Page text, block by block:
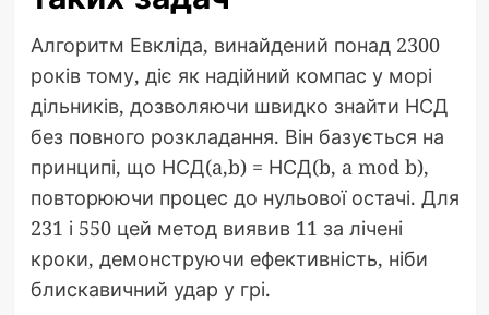
Алгоритм Евкліда, винайдений понад 2300
років тому, діє як надійний компас у морі
дільників, дозволяючи швидко знайти НСД
без повного розкладання. Він базується на
принципі, що НСД(a,b) = НСД(b, a mod b),
повторюючи процес до нульової остачі. Для
231 і 550 цей метод виявив 11 за лічені
кроки, демонструючи ефективність, ніби
блискавичний удар у грі.